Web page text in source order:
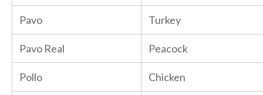
Pavo Turkey
Pavo Real Peacock
Pollo Chicken